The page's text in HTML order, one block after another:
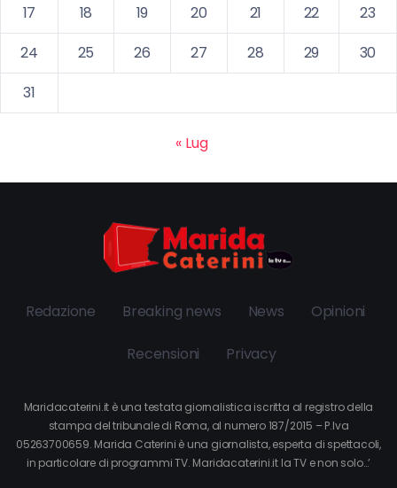
17
18 19 20 21 22
23
24
25 26 27 28 29
30
31
« Lug
Redazione Breaking news News Opinioni
Recensioni Privacy
Maridacaterini.it è una testata giornalistica iscritta al registro della
stampa del tribunale di Roma, al numero 187/2015 – P.Iva
05263700659. Marida Caterini è una giornalista, esperta di spettacoli,
in particolare di programmi TV. Maridacaterini.it la TV e non solo…’